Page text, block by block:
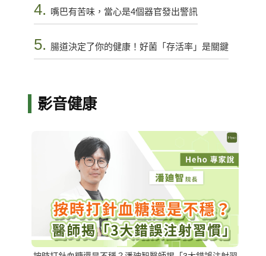
4. 嘴巴有苦味，當心是4個器官發出警訊
5. 腸道決定了你的健康！好菌「存活率」是關鍵
影音健康